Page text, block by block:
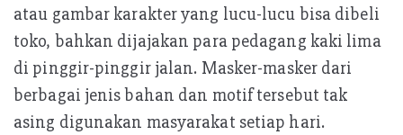
atau gambar karakter yang lucu-lucu bisa dibeli
toko, bahkan dijajakan para pedagang kaki lima
di pinggir-pinggir jalan. Masker-masker dari
berbagai jenis bahan dan motif tersebut tak
asing digunakan masyarakat setiap hari.